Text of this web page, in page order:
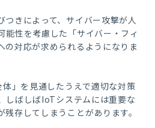
きによって、サイバー攻撃が人
能性を考慮した「サイバー・フィ
の対応が求められるようになりま
体」を見通したうえで適切な対策
しばしばIoTシステムには重要な
存してしまうことがあります。